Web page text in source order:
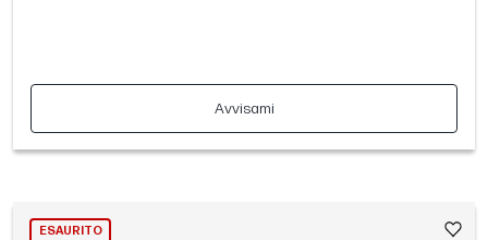
Avvisami
ESAURITO